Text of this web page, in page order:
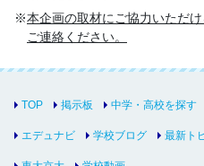
本企画の取材にご協力いただ
ご連絡ください。
TOP 掲示板 中学・高校を探す
エデュナビ 学校ブログ 最新ト